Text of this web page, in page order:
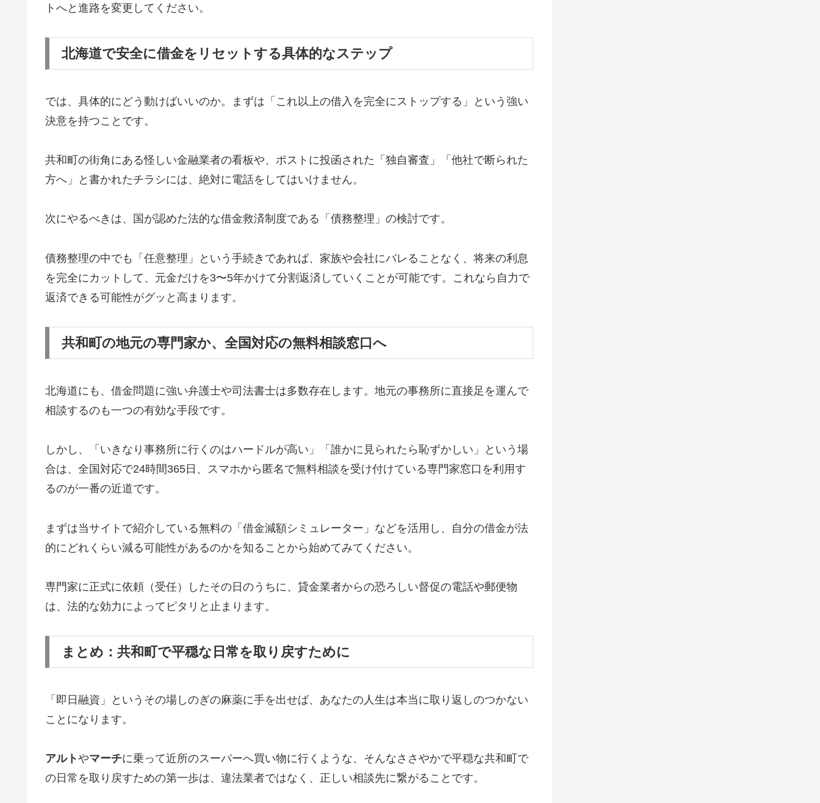
トへと進路を変更してください。
北海道で安全に借金をリセットする具体的なステップ
では、具体的にどう動けばいいのか。まずは「これ以上の借入を完全にストップする」という強い
決意を持つことです。
共和町の街角にある怪しい金融業者の看板や、ポストに投函された「独自審査」「他社で断られた
方へ」と書かれたチラシには、絶対に電話をしてはいけません。
次にやるべきは、国が認めた法的な借金救済制度である「債務整理」の検討です。
債務整理の中でも「任意整理」という手続きであれば、家族や会社にバレることなく、将来の利息
を完全にカットして、元金だけを3〜5年かけて分割返済していくことが可能です。これなら自力で
返済できる可能性がグッと高まります。
共和町の地元の専門家か、全国対応の無料相談窓口へ
北海道にも、借金問題に強い弁護士や司法書士は多数存在します。地元の事務所に直接足を運んで
相談するのも一つの有効な手段です。
しかし、「いきなり事務所に行くのはハードルが高い」「誰かに見られたら恥ずかしい」という場
合は、全国対応で24時間365日、スマホから匿名で無料相談を受け付けている専門家窓口を利用す
るのが一番の近道です。
まずは当サイトで紹介している無料の「借金減額シミュレーター」などを活用し、自分の借金が法
的にどれくらい減る可能性があるのかを知ることから始めてみてください。
専門家に正式に依頼（受任）したその日のうちに、貸金業者からの恐ろしい督促の電話や郵便物
は、法的な効力によってピタリと止まります。
まとめ：共和町で平穏な日常を取り戻すために
「即日融資」というその場しのぎの麻薬に手を出せば、あなたの人生は本当に取り返しのつかない
ことになります。
アルトやマーチに乗って近所のスーパーへ買い物に行くような、そんなささやかで平穏な共和町で
の日常を取り戻すための第一歩は、違法業者ではなく、正しい相談先に繋がることです。